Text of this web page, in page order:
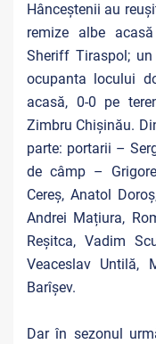
Hânceștenii au
remize albe
Sheriff Tiraspol;
ocupanta locului
acasă, 0-0 pe
Zimbru Chișinău.
parte: portarii –
de câmp –
Cereș, Anatol
Andrei Mațiura,
Reșitca, Vadim
Veaceslav Untilă,
Barîșev.
Dar în sezonul